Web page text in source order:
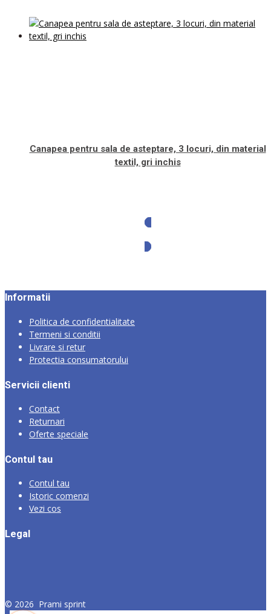
Canapea pentru sala de asteptare, 3 locuri, din material
textil, gri inchis
Informatii
Politica de confidentialitate
Termeni si conditii
Livrare si retur
Protectia consumatorului
Servicii clienti
Contact
Returnari
Oferte speciale
Contul tau
Contul tau
Istoric comenzi
Vezi cos
Legal
© 2026 Prami sprint